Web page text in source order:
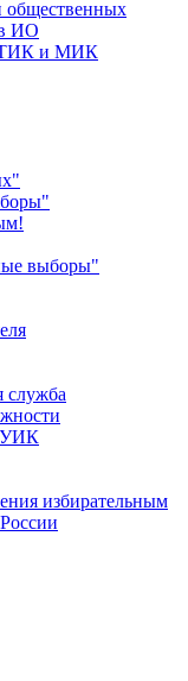
общественных
ИО
ТИК и МИК
выборы"
служба
УИК
избирательным